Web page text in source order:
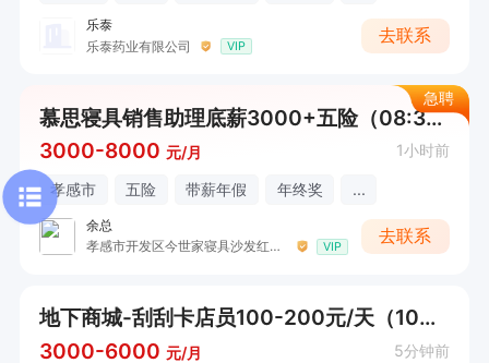
乐泰
乐泰药业有限公司
VIP
去联系
急聘
慕思寝具销售助理底薪3000+五险（08:30-18:00）
3000-8000 元/月 1小时前
孝感市 五险 带薪年假 年终奖 ...
余总
孝感市开发区今世家寝具沙发红星美凯龙店（慕思寝具）
VIP
去联系
地下商城-刮刮卡店员100-200元/天（10：30--21：30）
3000-6000 元/月 5分钟前